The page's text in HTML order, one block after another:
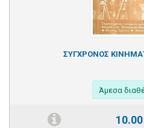
ΣΥΓΧΡΟΝΟΣ
Άμεσα
10.00